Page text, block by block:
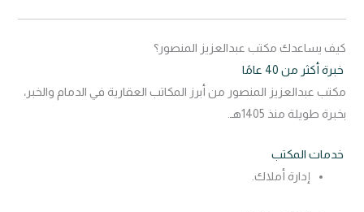
كيف يساعدك مكتب عبدالعزيز المنصور؟
خبرة أكثر من 40 عامًا
مكتب عبدالعزيز المنصور من أبرز المكاتب العقارية في الدمام والخبر،
بخبرة طويلة منذ 1405هـ.
خدمات المكتب
إدارة أملاك.